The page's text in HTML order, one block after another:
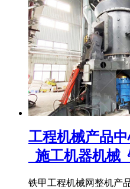
工程机械产品
_施工机器机械
铁甲工程机械网整机产